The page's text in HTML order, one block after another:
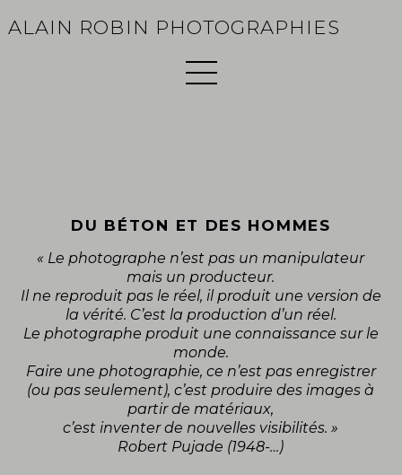
ALAIN ROBIN PHOTOGRAPHIES
DU BÉTON ET DES HOMMES
« Le photographe n’est pas un manipulateur
mais un producteur.
Il ne reproduit pas le réel, il produit une version de
la vérité. C’est la production d’un réel.
Le photographe produit une connaissance sur le
monde.
Faire une photographie, ce n’est pas enregistrer
(ou pas seulement), c’est produire des images à
partir de matériaux,
c’est inventer de nouvelles visibilités. »
Robert Pujade (1948-…)